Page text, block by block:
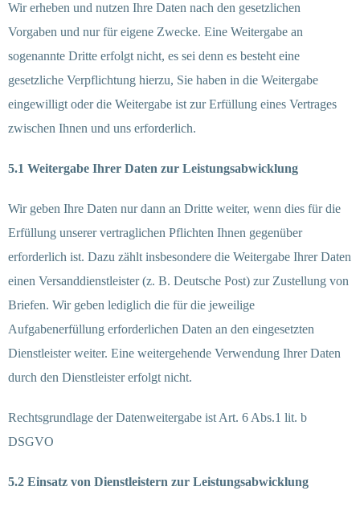
Wir erheben und nutzen Ihre Daten nach den gesetzlichen
Vorgaben und nur für eigene Zwecke. Eine Weitergabe an
sogenannte Dritte erfolgt nicht, es sei denn es besteht eine
gesetzliche Verpflichtung hierzu, Sie haben in die Weitergabe
eingewilligt oder die Weitergabe ist zur Erfüllung eines Vertrages
zwischen Ihnen und uns erforderlich.
5.1 Weitergabe Ihrer Daten zur Leistungsabwicklung
Wir geben Ihre Daten nur dann an Dritte weiter, wenn dies für die
Erfüllung unserer vertraglichen Pflichten Ihnen gegenüber
erforderlich ist. Dazu zählt insbesondere die Weitergabe Ihrer Daten
einen Versanddienstleister (z. B. Deutsche Post) zur Zustellung von
Briefen. Wir geben lediglich die für die jeweilige
Aufgabenerfüllung erforderlichen Daten an den eingesetzten
Dienstleister weiter. Eine weitergehende Verwendung Ihrer Daten
durch den Dienstleister erfolgt nicht.
Rechtsgrundlage der Datenweitergabe ist Art. 6 Abs.1 lit. b
DSGVO
5.2 Einsatz von Dienstleistern zur Leistungsabwicklung